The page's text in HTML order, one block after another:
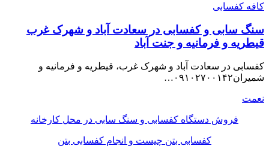
کافه کفسابی
سنگ سابی و کفسابی در سعادت آباد و شهرک غرب
قیطریه و فرمانیه و جنت آباد
کفسابی در سعادت آباد و شهرک غرب، قیطریه و فرمانیه و
شمیران۰۹۱۰۲۷۰۰۱۴۲…
نعمت
فروش دستگاه کفسابی و سنگ سابی در محل کارخانه
کفسابی بتن چیست و انجام کفسابی بتن